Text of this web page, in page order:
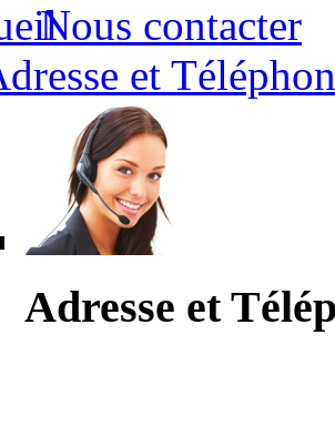
Nous contacter
et
Adresse et